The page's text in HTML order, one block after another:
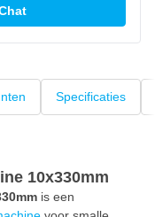
Specificaties
10x330mm
is een